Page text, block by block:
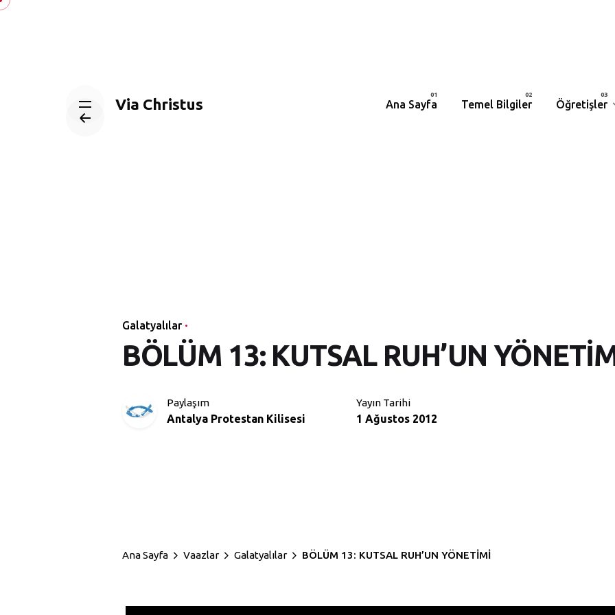
Skip
Via Christus Ana Sayfa Temel Bilgiler Öğretişler
Galatyalılar
BÖLÜM 13: KUTSAL RUH’UN
Paylaşım
Antalya Protestan Kilisesi
Yayın Tarihi
1 Ağustos 2012
Ana Sayfa Vaazlar Galatyalılar BÖLÜM 13: KUTSAL RUH’UN YÖNETİMİ